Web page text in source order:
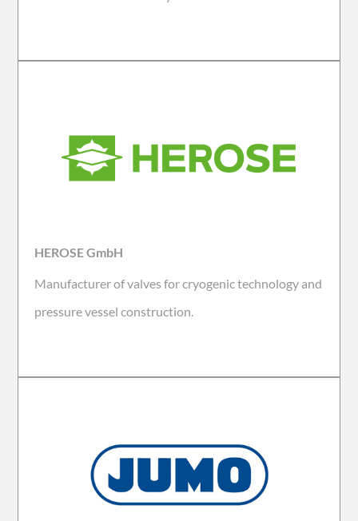
HEROSE GmbH
Manufacturer of valves for cryogenic technology and
pressure vessel construction.